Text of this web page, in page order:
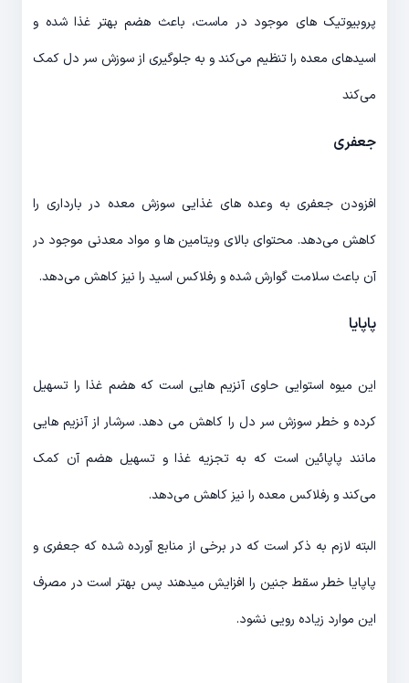
پروبیوتیک های موجود در ماست، باعث هضم بهتر غذا شده و
اسیدهای معده را تنظیم می‌کند و به جلوگیری از سوزش سر دل کمک
می‌کند
جعفری
افزودن جعفری به وعده های غذایی سوزش معده در بارداری را
کاهش می‌دهد. محتوای بالای ویتامین ها و مواد معدنی موجود در
آن باعث سلامت گوارش شده و رفلاکس اسید را نیز کاهش می‌دهد.
پاپایا
این میوه استوایی حاوی آنزیم هایی است که هضم غذا را تسهیل
کرده و خطر سوزش سر دل را کاهش می دهد. سرشار از آنزیم هایی
مانند پاپائین است که به تجزیه غذا و تسهیل هضم آن کمک
می‌کند و رفلاکس معده را نیز کاهش می‌دهد.
البته لازم به ذکر است که در برخی از منابع آورده شده که جعفری و
پاپایا خطر سقط جنین را افزایش میدهند پس بهتر است در مصرف
این موارد زیاده رویی نشود.